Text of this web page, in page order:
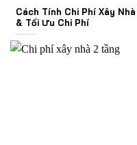
Cách Tính Chi Phí Xây
& Tối Ưu Chi Phí